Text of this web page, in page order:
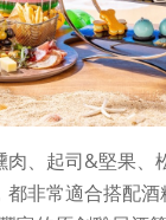
肉、起司&堅果、
非常適合搭配